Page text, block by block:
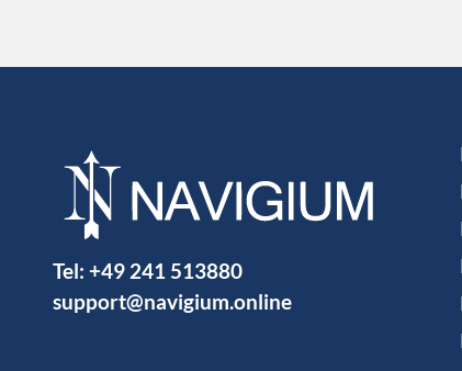
Tel: +49 241 513880
support@navigium.online